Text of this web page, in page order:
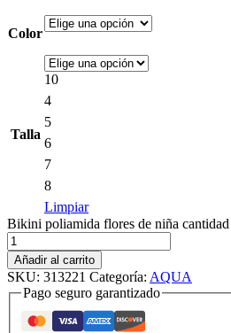
Color
Talla
10
4
5
6
7
8
Limpiar
Bikini poliamida flores de niña cantidad
Añadir al carrito
SKU: 313221 Categoría: AQUA
Pago seguro garantizado